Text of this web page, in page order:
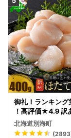
御礼！ランキング
！高評価★4.9 訳
テ 400g（ほたて
冷凍 ）
北海道別海町